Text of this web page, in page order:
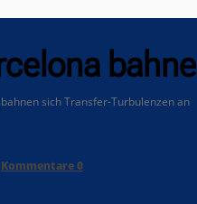
sich Transfer-Turbulenzen an
Kommentare0